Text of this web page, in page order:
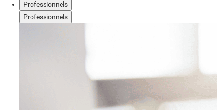
Professionnels
Professionnels